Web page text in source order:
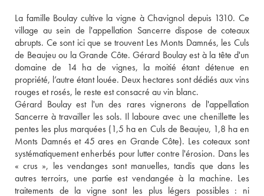
La famille Boulay cultive la vigne à Chavignol depuis 1310. Ce
village au sein de l'appellation Sancerre dispose de coteaux
abrupts. Ce sont ici que se trouvent Les Monts Damnés, les Culs
de Beaujeu ou la Grande Côte. Gérard Boulay est à la tête d'un
domaine de 14 ha de vignes, la moitié étant détenue en
propriété, l’autre étant louée. Deux hectares sont dédiés aux vins
rouges et rosés, le reste est consacré au vin blanc.
Gérard Boulay est l'un des rares vignerons de l'appellation
Sancerre à travailler les sols. Il laboure avec une chenillette les
pentes les plus marquées (1,5 ha en Culs de Beaujeu, 1,8 ha en
Monts Damnés et 45 ares en Grande Côte). Les coteaux sont
systématiquement enherbés pour lutter contre l'érosion. Dans les
« crus », les vendanges sont manuelles, tandis que dans les
autres terroirs, une partie est vendangée à la machine. Les
traitements de la vigne sont les plus légers possibles : ni